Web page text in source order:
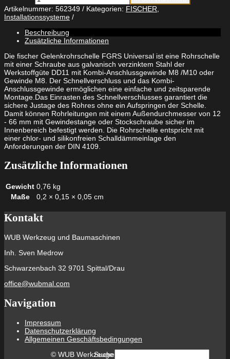
Suche
Gelenkrohrschelle
FGRS
Universal
M8/M10
12
-
15
Menge
Artikelnummer: 562349 Kategorien: FISCHER
Installationssysteme
Beschreibung
Zusätzliche Informationen
Die fischer Gelenkrohrschelle FGRS Universal ist eine Rohrschelle
mit einer Schraube aus galvanisch verzinktem Stahl der
Werkstoffgüte DD11 mit Kombi-Anschlussgewinde M8 /M10 oder
Gewinde M8. Der Schnellverschluss und das Kombi-
Anschlussgewinde ermöglichen eine einfache und zeitsparende
Montage.Das Einrasten des Schnellverschlusses garantiert die
sichere Justage des Rohres ohne ein Aufspringen der Schelle.
Damit können Rohrleitungen mit einem Außendurchmesser von 12
- 66 mm mit Gewindestange oder Stockschraube sicher im
Innenbereich befestigt werden. Die Rohrschelle entspricht mit
einer chlor- und silikonfreien Schalldämmeinlage den
Anforderungen der DIN 4109.
Zusätzliche Informationen
Gewicht 0,76 kg
Maße
0,2 × 0,15 × 0,05 cm
Kontakt
WUB Werkzeug und Baumaschinen
Inh. Sven Medrow
Schwarzenbach 32 9701 Spittal/Drau
office@wubmal.com
Navigation
Impressum
Datenschutzerklärung
Allgemeinen Geschäftsbedingungen
© WUB Werkzeuge und Baumschinen